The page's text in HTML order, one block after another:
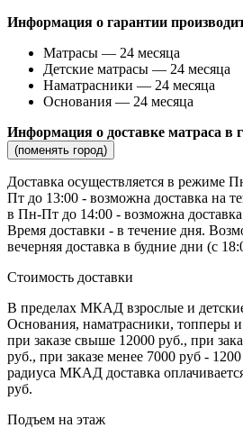
Информация о гарантии
Матрасы — 24 месяца
Детские матрасы — 24 месяца
Наматрасники — 24 месяца
Основания — 24 месяца
Информация о доставке матраса в
(поменять город)
Доставка осуществляется в режиме
Пт до 13:00 - возможна доставка на
в Пн-Пт до 14:00 - возможна
Время доставки - в течение дня.
вечерняя доставка в будние дни (с
Стоимость доставки
В пределах МКАД взрослые и
Основания, наматрасники, топперы
при заказе свыше 12000 руб., при
руб., при заказе менее 7000 руб -
радиуса МКАД доставка
руб.
Подъем на этаж